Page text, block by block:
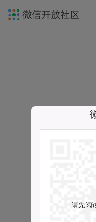
请先阅